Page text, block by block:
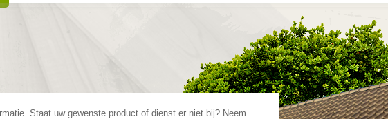
Staat uw gewenste product of dienst er niet bij? Neem